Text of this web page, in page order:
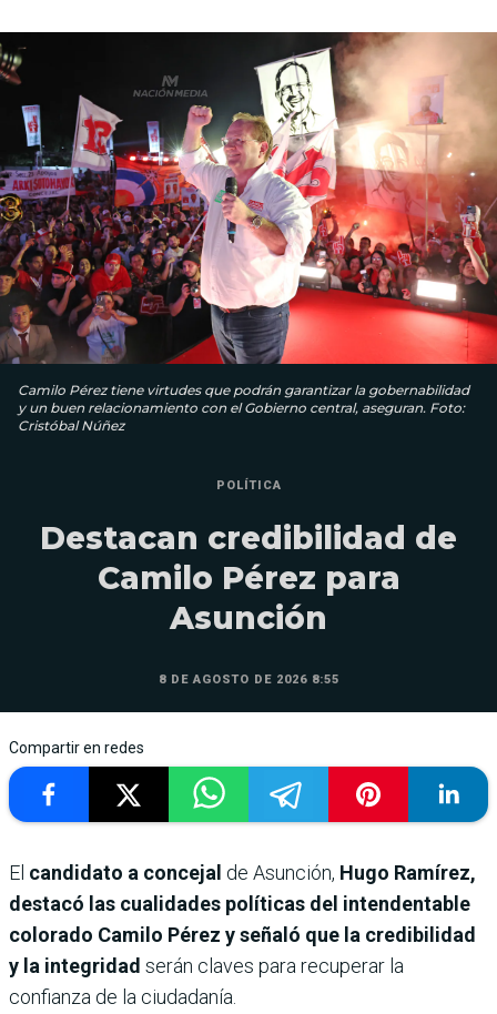
Camilo Pérez tiene virtudes que podrán garantizar la gobernabilidad
y un buen relacionamiento con el Gobierno central, aseguran. Foto:
Cristóbal Núñez
POLÍTICA
Destacan credibilidad de
Camilo Pérez para
Asunción
8 DE AGOSTO DE 2026 8:55
Compartir en redes
El candidato a concejal de Asunción, Hugo Ramírez,
destacó las cualidades políticas del intendentable
colorado Camilo Pérez y señaló que la credibilidad
y la integridad serán claves para recuperar la
confianza de la ciudadanía.